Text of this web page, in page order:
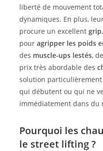
liberté de mouvement
dynamiques. En plus,
procure un excellent grip
pour agripper les poids
des muscle-ups lestés,
prix très abordable des
solution
qui débutent ou qui ne
immédiatement dans du
Pourquoi les
le street lifting ?